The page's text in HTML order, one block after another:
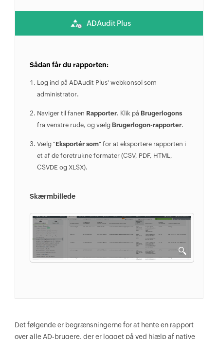
PSCustomObject -Property $array } } } If
($OU) { $comp=Get-ADComputer -Filter * -
SearchBase "$OU" -Properties
$count computere. Det kan tage et stykke
tid.... Omkring 4 sekunder for hver
computer" } foreach ($u in $comp) {
ScriptBlock {quser} | Select-Object -Skip
1 | ForEach-Object { $a=$_.trim() -
replace '\s+',' ' -replace '>','' -split
'\s' If ($a[2] -like '*Disc*') { $array=
([ordered]@{ 'User' = $a[0] 'Computer' =
TypeName PSCustomObject -Property $array
$a[0] 'Computer' = $u.Name 'Date' = $a[5]
'Time' = $a[6..7] -join ' ' })
$result+=New-Object -TypeName
PSCustomObject -Property $array } } } }
sekunder for hver computer ..." } foreach
ADAudit Plus
Sådan får du rapporten:
Log ind på ADAudit Plus' webkonsol som
administrator.
Naviger til fanen Rapporter. Klik på Brugerlogons
fra venstre rude, og vælg Brugerlogon-rapporter.
Vælg "Eksportér som" for at eksportere rapporten i
et af de foretrukne formater (CSV, PDF, HTML,
CSVDE og XLSX).
Skærmbillede
Det følgende er begrænsningerne for at hente en rapport
over alle AD-brugere, der er logget på ved hjælp af native